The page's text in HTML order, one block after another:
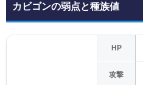
カビゴンの弱点と種族値
HP
攻撃